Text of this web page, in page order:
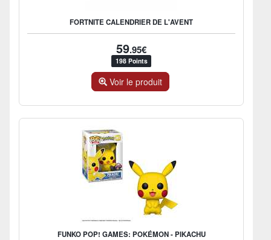
FORTNITE CALENDRIER DE L'AVENT
59.95€
198 Points
Voir le produit
FUNKO POP! GAMES: POKÉMON - PIKACHU